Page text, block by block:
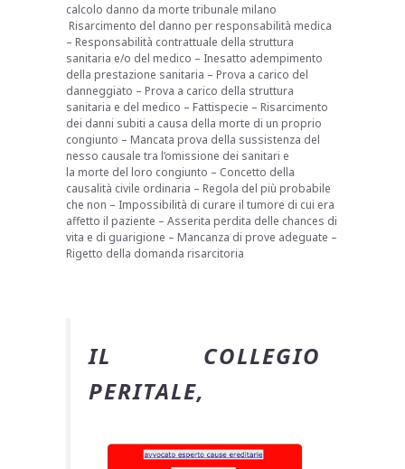
calcolo danno da morte tribunale milano
Risarcimento del danno per responsabilità medica
– Responsabilità contrattuale della struttura
sanitaria e/o del medico – Inesatto adempimento
della prestazione sanitaria – Prova a carico del
danneggiato – Prova a carico della struttura
sanitaria e del medico – Fattispecie – Risarcimento
dei danni subiti a causa della morte di un proprio
congiunto – Mancata prova della sussistenza del
nesso causale tra l’omissione dei sanitari e
la morte del loro congiunto – Concetto della
causalità civile ordinaria – Regola del più probabile
che non – Impossibilità di curare il tumore di cui era
affetto il paziente – Asserita perdita delle chances di
vita e di guarigione – Mancanza di prove adeguate –
Rigetto della domanda risarcitoria
IL COLLEGIO
PERITALE,